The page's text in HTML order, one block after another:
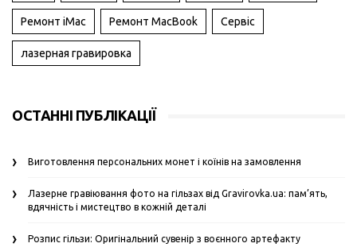
Ремонт iMac Ремонт MacBook Сервіс
лазерная гравировка
ОСТАННІ ПУБЛІКАЦІЇ
Виготовлення персональних монет і коїнів на замовлення
Лазерне гравіювання фото на гільзах від Gravirovka.ua: пам’ять,
вдячність і мистецтво в кожній деталі
Розпис гільзи: Оригінальний сувенір з воєнного артефакту